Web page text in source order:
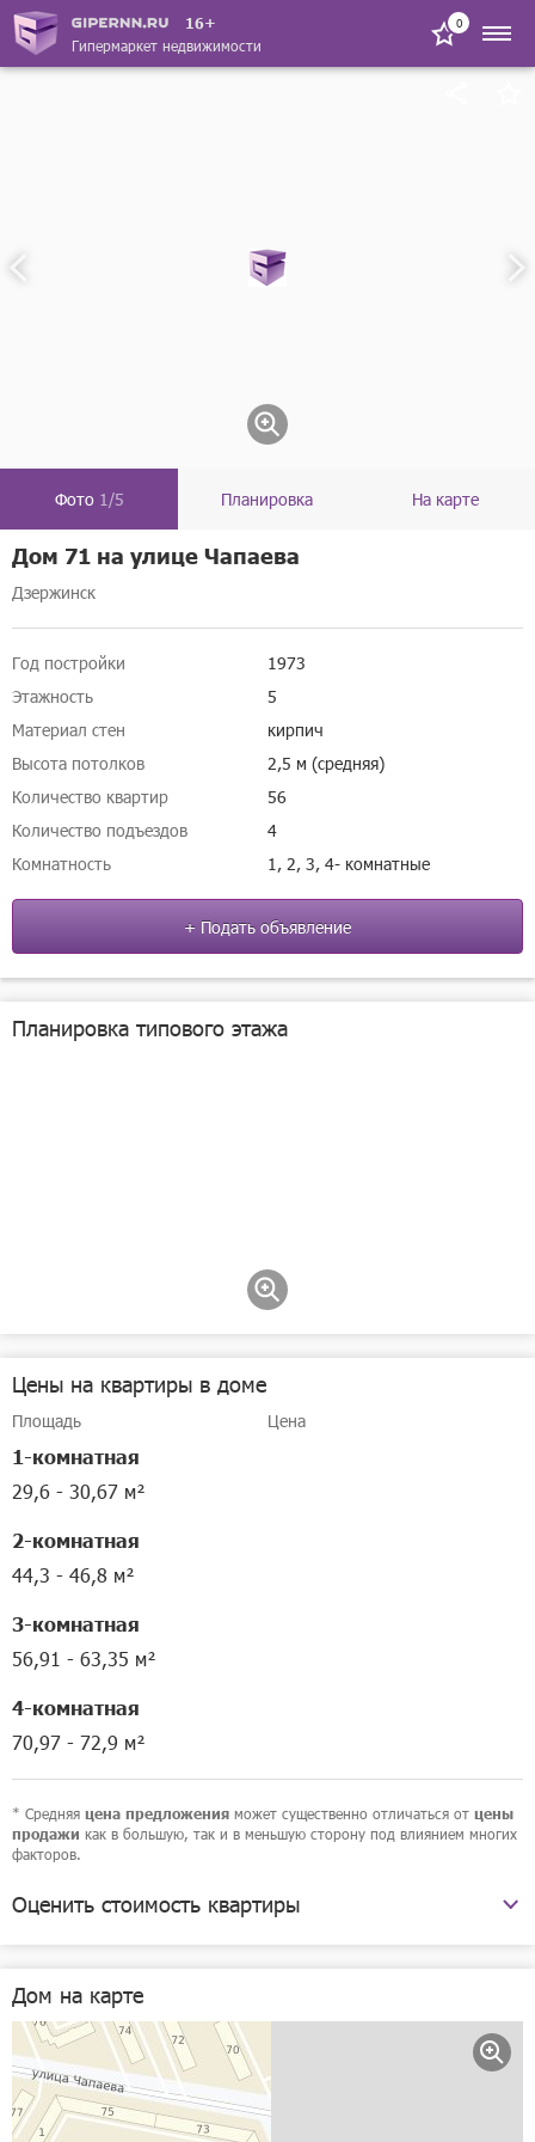
16+
Гипермаркет недвижимости
0
Фото 1/5 Планировка На карте
Дом 71 на улице Чапаева
Дзержинск
Год постройки
1973
Этажность
5
Материал стен
кирпич
Высота потолков
2,5 м (средняя)
Количество квартир
56
Количество подъездов
4
Комнатность
1, 2, 3, 4- комнатные
+ Подать объявление
Планировка типового этажа
Цены на квартиры в доме
Площадь Цена
1-комнатная
29,6 - 30,67 м²
2-комнатная
44,3 - 46,8 м²
3-комнатная
56,91 - 63,35 м²
4-комнатная
70,97 - 72,9 м²
* Средняя цена предложения может существенно отличаться от цены
продажи как в большую, так и в меньшую сторону под влиянием многих
факторов.
Оценить стоимость квартиры
Дом на карте